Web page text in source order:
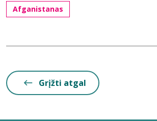
Afganistanas
Grįžti atgal